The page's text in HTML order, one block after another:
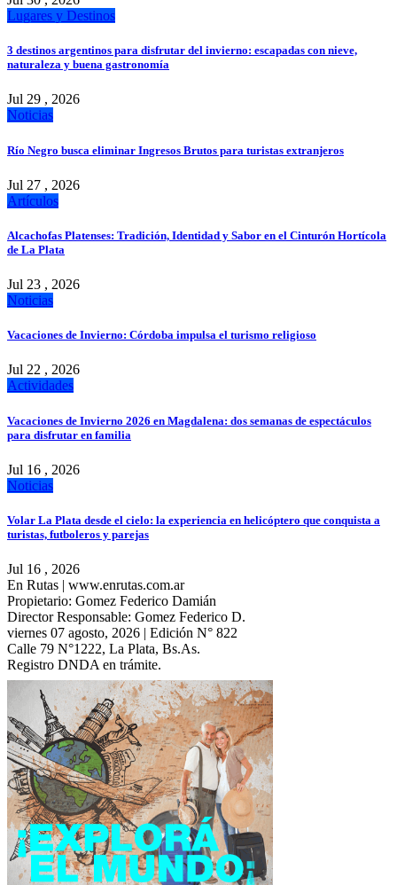
Lugares y Destinos
3 destinos argentinos para disfrutar del invierno: escapadas con nieve,
naturaleza y buena gastronomía
Jul 29 , 2026
Noticias
Río Negro busca eliminar Ingresos Brutos para turistas extranjeros
Jul 27 , 2026
Artículos
Alcachofas Platenses: Tradición, Identidad y Sabor en el Cinturón Hortícola
de La Plata
Jul 23 , 2026
Noticias
Vacaciones de Invierno: Córdoba impulsa el turismo religioso
Jul 22 , 2026
Actividades
Vacaciones de Invierno 2026 en Magdalena: dos semanas de espectáculos
para disfrutar en familia
Jul 16 , 2026
Noticias
Volar La Plata desde el cielo: la experiencia en helicóptero que conquista a
turistas, futboleros y parejas
Jul 16 , 2026
En Rutas | www.enrutas.com.ar
Propietario: Gomez Federico Damián
Director Responsable: Gomez Federico D.
viernes 07 agosto, 2026 | Edición N° 822
Calle 79 N°1222, La Plata, Bs.As.
Registro DNDA en trámite.